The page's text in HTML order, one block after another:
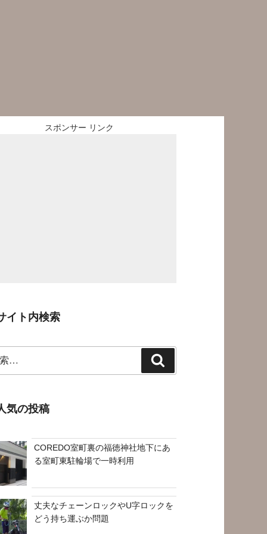
スポンサー リンク
イト内検索
索
気の投稿
COREDO室町裏の福徳神社地下にあ
る室町東駐輪場で一時利用
丈夫なチェーンロックやU字ロックを
どう持ち運ぶか問題